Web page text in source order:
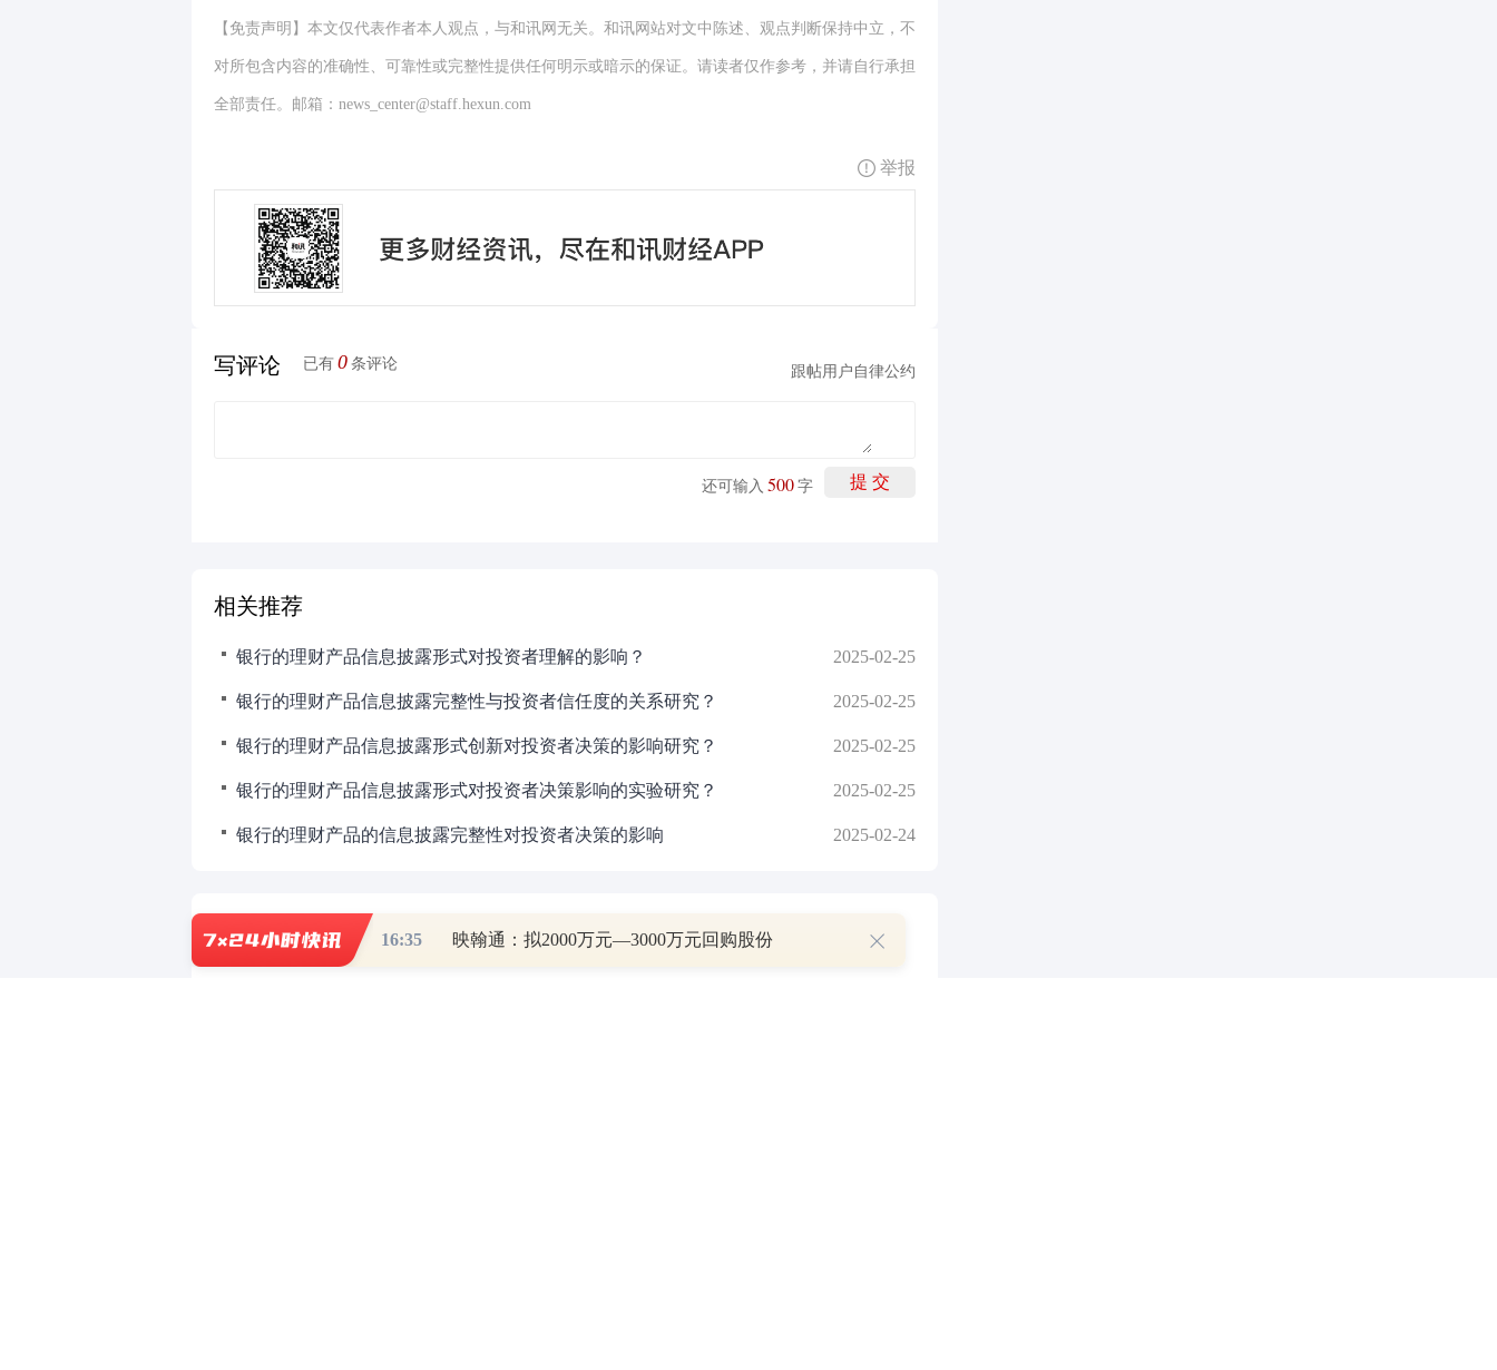
【免责声明】本文仅代表作者本人观点，与和讯网无关。和讯网站对文中陈述、观点判断保持中立，不
对所包含内容的准确性、可靠性或完整性提供任何明示或暗示的保证。请读者仅作参考，并请自行承担
全部责任。邮箱：news_center@staff.hexun.com
举报
写评论 已有 0 条评论 跟帖用户自律公约
提 交
还可输入 500 字
相关推荐
银行的理财产品信息披露形式对投资者理解的影响？ 2025-02-25
银行的理财产品信息披露完整性与投资者信任度的关系研究？ 2025-02-25
银行的理财产品信息披露形式创新对投资者决策的影响研究？ 2025-02-25
银行的理财产品信息披露形式对投资者决策影响的实验研究？ 2025-02-25
银行的理财产品的信息披露完整性对投资者决策的影响 2025-02-24
财道头条 财经热点尽在和讯财经APP
16:35 映翰通：拟2000万元—3000万元回购股份